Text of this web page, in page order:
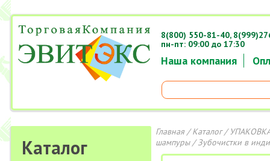
Наша компания
8(800) 550-81-40,
пн-пт: 09:00 до 17:30
Каталог
Главная/Каталог/
шампуры/ Зубочистки в